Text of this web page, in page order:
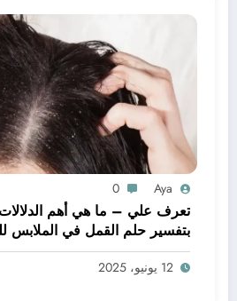
Aya
0
تعرف علي – ما هي أهم الدلالات
بتفسير حلم القمل في الملابس
ابن سيرين؟ – بالتفصيل
12 يونيو، 2025